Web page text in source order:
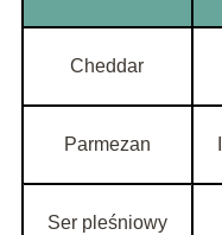
Cheddar
Parmezan
Ser pleśniowy